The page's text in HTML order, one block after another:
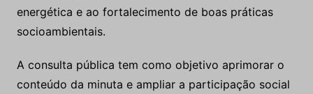
energética e ao fortalecimento de boas práticas
socioambientais.
A consulta pública tem como objetivo aprimorar o
conteúdo da minuta e ampliar a participação social